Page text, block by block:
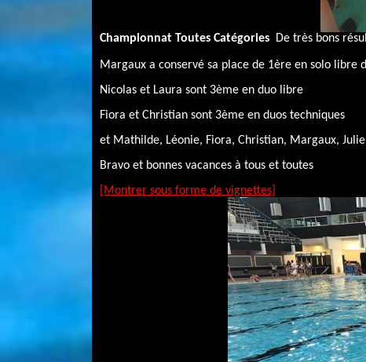
Championnat Toutes Catégories De très bons
Margaux a conservé sa place de 1ère en solo libre
Nicolas et Laura sont 3ème en duo libre
Fiora et Christian sont 3ème en duos techniques
et Mathilde, Léonie, Fiora, Christian, Margaux,
Bravo et bonnes vacances à tous et toutes
[Montrer sous forme de vignettes]